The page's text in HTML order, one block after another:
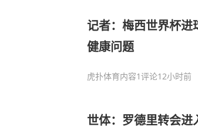
记者：梅西世界杯
健康问题
虎扑体育内容1评论12小时前
世体：罗德里转会